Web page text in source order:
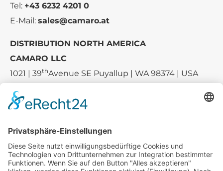
Tel: +43 6232 4201 0
E-Mail: sales@camaro.at
DISTRIBUTION NORTH AMERICA
CAMARO LLC
1021 | 39thAvenue SE Puyallup | WA 98374 | USA
Tel.:+1 253-867-57 35
Unternehmen